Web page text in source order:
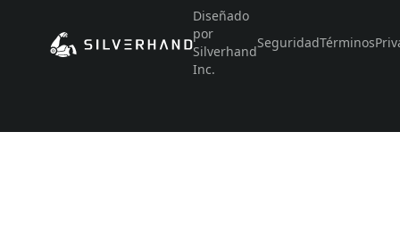
Diseñado
por
Silverhand
Inc.
SeguridadTérminos